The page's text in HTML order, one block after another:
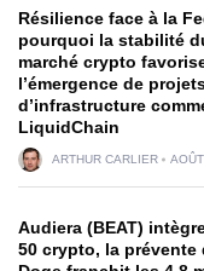
Résilience face à la
pourquoi la stabilité
marché crypto
l’émergence de
d’infrastructure
LiquidChain
ARTHUR CARLIER
Audiera (BEAT)
50 crypto, la prévente